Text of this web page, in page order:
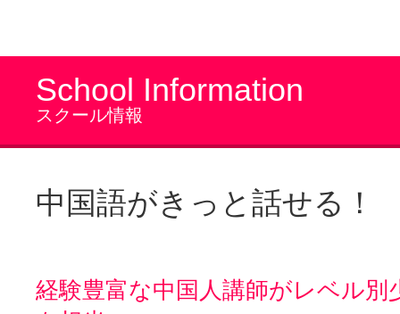
School Information
スクール情報
中国語がきっと話せる！
経験豊富な中国人講師がレベル別